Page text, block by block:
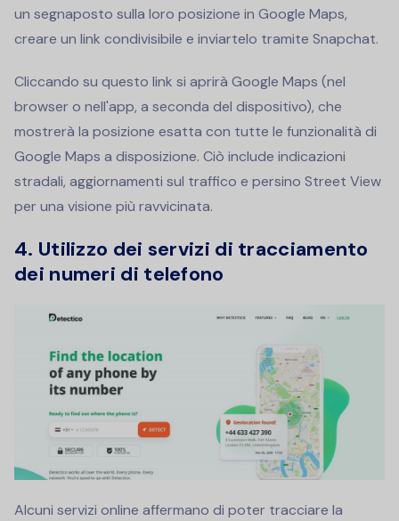
un segnaposto sulla loro posizione in Google Maps,
creare un link condivisibile e inviartelo tramite Snapchat.
Cliccando su questo link si aprirà Google Maps (nel
browser o nell'app, a seconda del dispositivo), che
mostrerà la posizione esatta con tutte le funzionalità di
Google Maps a disposizione. Ciò include indicazioni
stradali, aggiornamenti sul traffico e persino Street View
per una visione più ravvicinata.
4. Utilizzo dei servizi di tracciamento
dei numeri di telefono
Alcuni servizi online affermano di poter tracciare la